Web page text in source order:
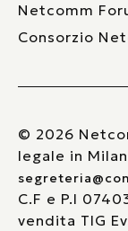
Netcomm
Consorzio
© 2026
legale in
C.F e P.I
vendita TIG